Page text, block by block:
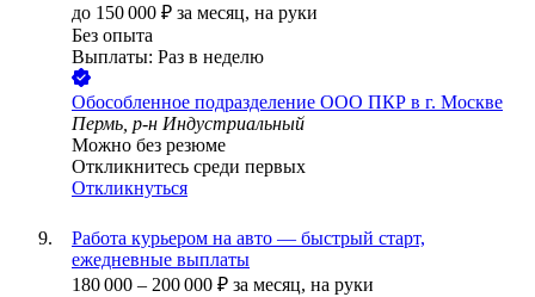
до 150 000 ₽ за месяц, на руки
Без опыта
Выплаты: Раз в неделю
Обособленное подразделение ООО ПКР в г. Москве
Пермь, р-н Индустриальный
Можно без резюме
Откликнитесь среди первых
Откликнуться
Работа курьером на авто — быстрый старт,
ежедневные выплаты
180 000 – 200 000 ₽ за месяц, на руки